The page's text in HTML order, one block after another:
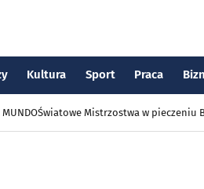
Kultura Sport Praca
Światowe Mistrzostwa w pieczeniu